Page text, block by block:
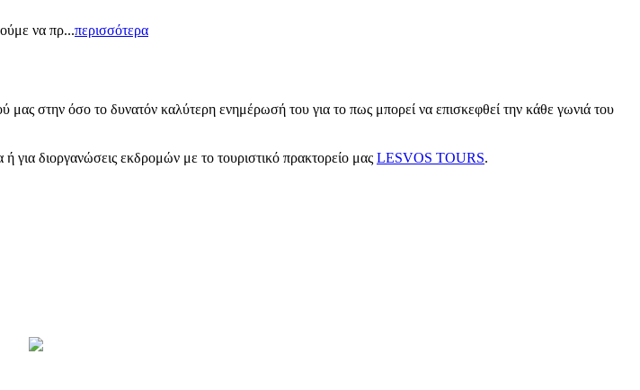
να πρ...περισσότερα
στην όσο το δυνατόν καλύτερη ενημέρωσή του για το πως μπορεί να επισκεφθεί την κάθε γωνιά του
για διοργανώσεις εκδρομών με το τουριστικό πρακτορείο μας LESVOS TOURS.